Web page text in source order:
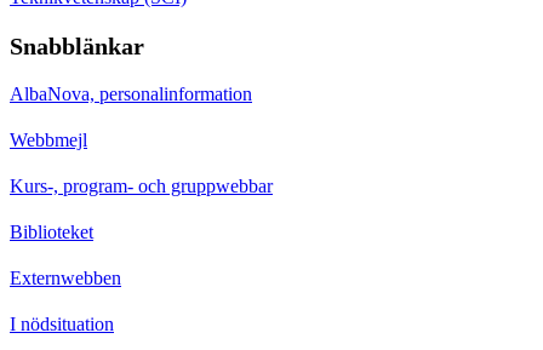
Snabblänkar
AlbaNova, personalinformation
Webbmejl
Kurs-, program- och gruppwebbar
Biblioteket
Externwebben
I nödsituation